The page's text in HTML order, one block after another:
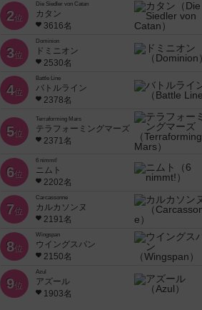
2位
Die Siedler von Catan
カタン
3616名
3位
Dominion
ドミニオン
2530名
4位
Battle Line
バトルライン
2378名
5位
Terraforming Mars
テラフォーミングマーズ
2371名
6位
6 nimmt!
ニムト
2202名
7位
Carcassonne
カルカソンヌ
2191名
8位
Wingspan
ウイングスパン
2150名
9位
Azul
アズール
1903名